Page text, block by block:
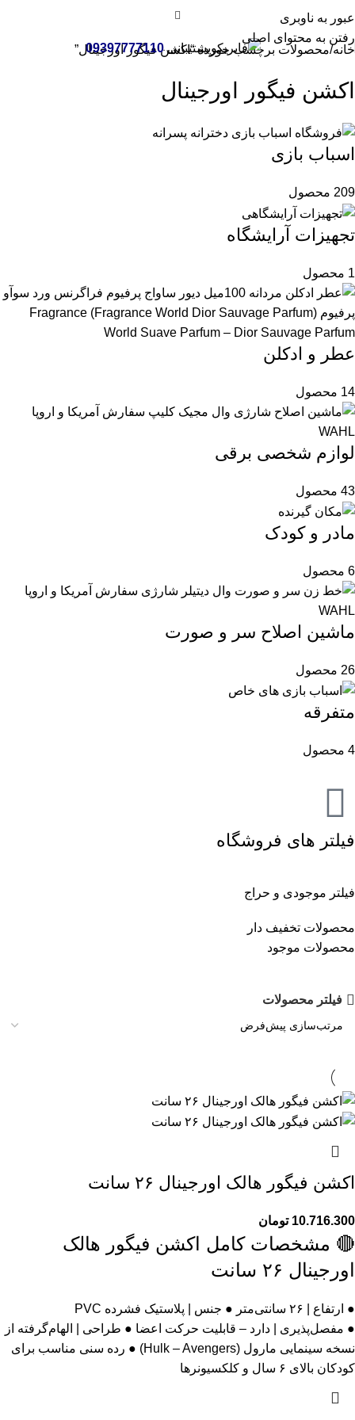
عبور به ناوبری
رفتن به محتوای اصلی
پشتیبانی09397777110 خانه محصولات برچسب خورده “اکشن فیگور اورجینال”
اکشن فیگور اورجینال
اسباب بازی
209 محصول
تجهیزات آرایشگاه
1 محصول
عطر و ادکلن
14 محصول
لوازم شخصی برقی
43 محصول
مادر و کودک
6 محصول
ماشین اصلاح سر و صورت
26 محصول
متفرقه
4 محصول
فیلتر های فروشگاه
فیلتر موجودی و حراج
محصولات تخفیف دار
محصولات موجود
فیلتر محصولات
اکشن فیگور هالک اورجینال ۲۶ سانت
10.716.300 تومان
🔴 مشخصات کامل اکشن فیگور هالک
اورجینال ۲۶ سانت
● ارتفاع | ۲۶ سانتی‌متر ● جنس | پلاستیک فشرده PVC
● مفصل‌پذیری | دارد – قابلیت حرکت اعضا ● طراحی | الهام‌گرفته از
نسخه سینمایی مارول (Hulk – Avengers) ● رده سنی مناسب برای
کودکان بالای ۶ سال و کلکسیونرها